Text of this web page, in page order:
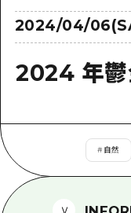
學
歷
自然
東
短
一
1晚
東
愛媛
島
設
行
廣
面
2024/04/
2024 年鬱
# 自然